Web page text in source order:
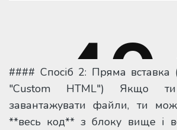
#### Спосіб 2: Пряма вставка
"Custom HTML") Якщо
завантажувати файли, ти
**весь код** з блоку вище і